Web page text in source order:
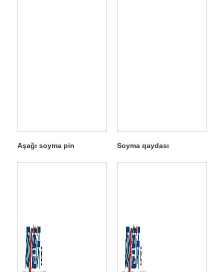
Aşağı soyma pin Soyma qaydası